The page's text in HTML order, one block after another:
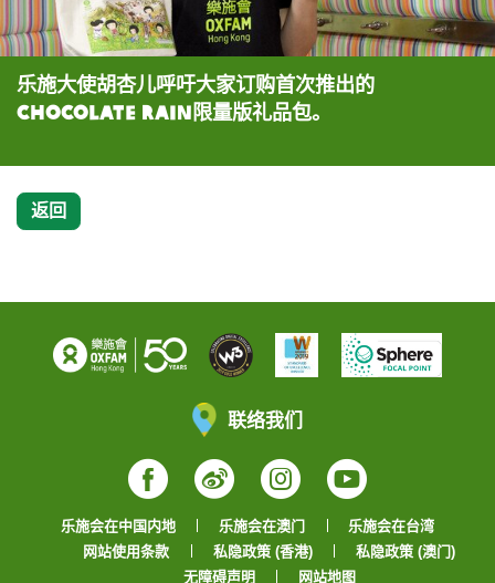
乐施大使胡杏儿呼吁大家订购首次推出的
Chocolate Rain限量版礼品包。
乐施大使胡杏儿呼吁大家支持「乐施米义卖大行
动」。
乐施大使胡杏儿同时呼吁大家支持乐施会的扶贫发展
工作。
乐施大使森美手持每包20元的乐施米包。
乐施大使森美呼吁大家支持「乐施米义卖大行动」。
乐施大使森美为「乐施米义卖大行动」参与拍摄宣传
工作。
返回
联络我们
Facebook
WeiboInstagram
YouTube
乐施会在中国内地 乐施会在澳门
乐施会在台湾
网站使用条款
私隐政策 (香港)
私隐政策 (澳门)
无障碍声明
网站地图